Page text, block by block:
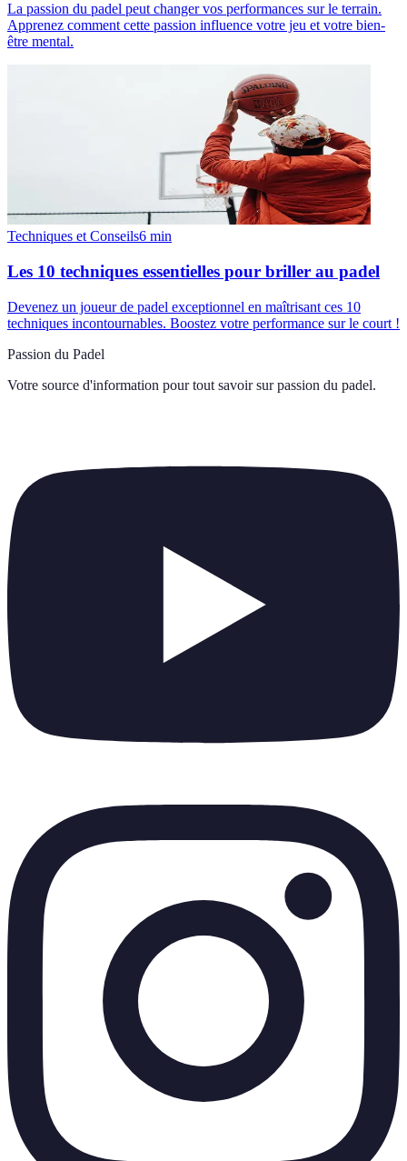
La passion du padel peut changer vos performances sur le terrain.
Apprenez comment cette passion influence votre jeu et votre bien-
être mental.
Techniques et Conseils6 min
Les 10 techniques essentielles pour briller au padel
Devenez un joueur de padel exceptionnel en maîtrisant ces 10
techniques incontournables. Boostez votre performance sur le court !
Passion du Padel
Votre source d'information pour tout savoir sur passion du padel.